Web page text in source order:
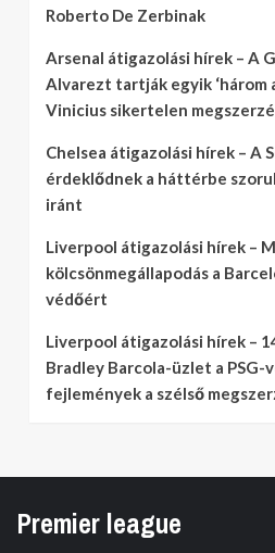
Roberto De Zerbinak
Arsenal átigazolási hírek – A
Alvarezt tartják egyik ‘három
Vinicius sikertelen
Chelsea átigazolási hírek – A
érdeklődnek a háttérbe
iránt
Liverpool átigazolási hírek –
kölcsönmegállapodás a
védőért
Liverpool átigazolási hírek –
Bradley Barcola-üzlet a PSG-
fejlemények a szélső
Premier league